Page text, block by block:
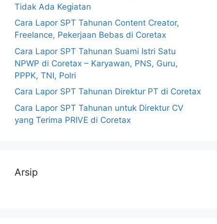
Tidak Ada Kegiatan
Cara Lapor SPT Tahunan Content Creator,
Freelance, Pekerjaan Bebas di Coretax
Cara Lapor SPT Tahunan Suami Istri Satu
NPWP di Coretax – Karyawan, PNS, Guru,
PPPK, TNI, Polri
Cara Lapor SPT Tahunan Direktur PT di Coretax
Cara Lapor SPT Tahunan untuk Direktur CV
yang Terima PRIVE di Coretax
Arsip